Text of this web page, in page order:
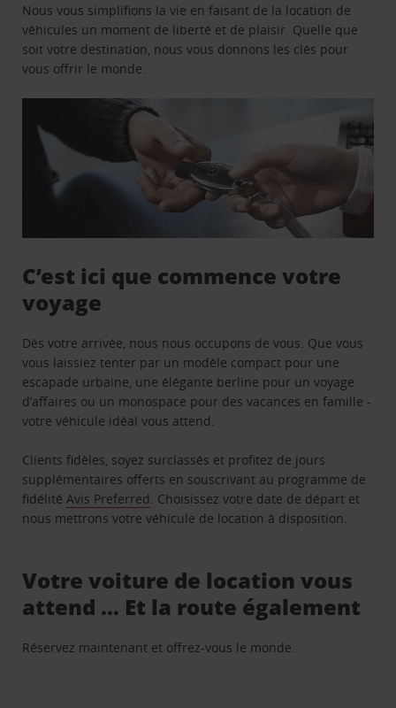
Nous vous simplifions la vie en faisant de la location de
véhicules un moment de liberté et de plaisir. Quelle que
soit votre destination, nous vous donnons les clés pour
vous offrir le monde.
C’est ici que commence votre
voyage
Dès votre arrivée, nous nous occupons de vous. Que vous
vous laissiez tenter par un modèle compact pour une
escapade urbaine, une élégante berline pour un voyage
d’affaires ou un monospace pour des vacances en famille -
votre véhicule idéal vous attend.
Clients fidèles, soyez surclassés et profitez de jours
supplémentaires offerts en souscrivant au programme de
fidélitéAvis Preferred. Choisissez votre date de départ et
nous mettrons votre véhicule de location à disposition.
Votre voiture de location vous
attend … Et la route également
Réservez maintenant et offrez-vous le monde.